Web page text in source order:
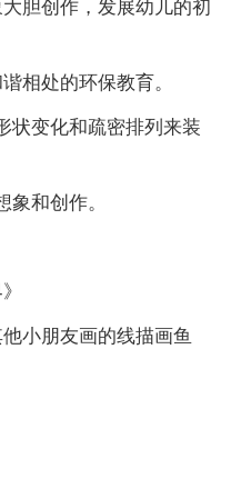
胆创作，发展幼儿的初
处的环保教育。
变化和疏密排列来装
和创作。
小朋友画的线描画鱼